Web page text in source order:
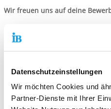
Datenschutzeinstellungen
Wir möchten Cookies und
Partner-Dienste mit Ihrer
Wir freuen uns auf deine
du persönliche Angaben und
die notwendigen Unterlagen